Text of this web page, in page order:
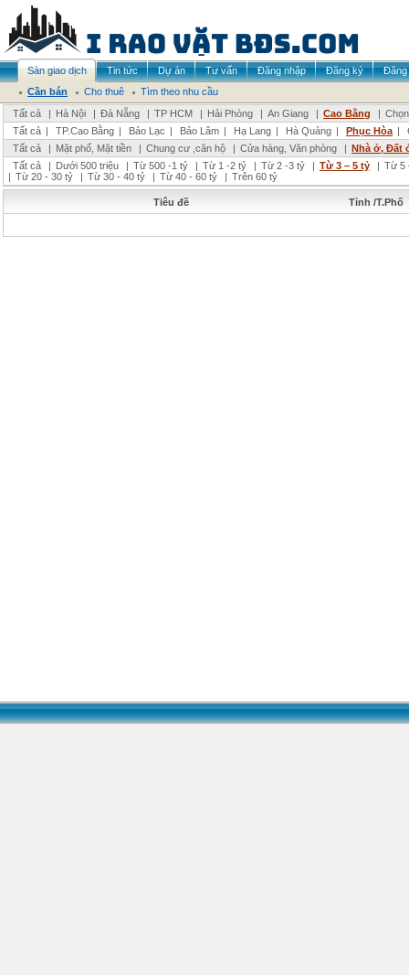
Sàn giao dịch Tin tức Dự án Tư vấn Đăng nhập Đăng ký
Đăng
Cần bán
Cho thuê
Tìm theo nhu cầu
Tất cả
| Hà Nội | Đà Nẵng | TP HCM | Hải Phòng | An Giang | Cao Bằng |
Tất cả | TP.Cao Bằng | Bảo Lạc | Bảo Lâm | Hạ Lang | Hà Quảng | Phục Hòa |
Tất cả
| Mặt phố, Mặt tiền | Chung cư ,căn hộ | Cửa hàng, Văn phòng | Nhà ở, Đất
Tất cả
| Dưới 500 triệu | Từ 500 -1 tỷ | Từ 1 -2 tỷ | Từ 2 -3 tỷ | Từ 3 – 5 tỷ | Từ 5
| Từ 20 - 30 tỷ | Từ 30 - 40 tỷ | Từ 40 - 60 tỷ | Trên 60 tỷ
Tiêu đề Tỉnh /T.Phố